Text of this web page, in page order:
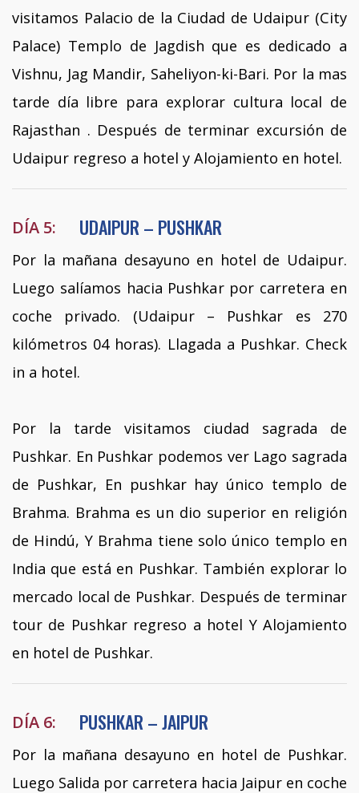
visitamos Palacio de la Ciudad de Udaipur (City
Palace) Templo de Jagdish que es dedicado a
Vishnu, Jag Mandir, Saheliyon-ki-Bari. Por la mas
tarde día libre para explorar cultura local de
Rajasthan . Después de terminar excursión de
Udaipur regreso a hotel y Alojamiento en hotel.
DÍA 5: UDAIPUR – PUSHKAR
Por la mañana desayuno en hotel de Udaipur.
Luego salíamos hacia Pushkar por carretera en
coche privado. (Udaipur – Pushkar es 270
kilómetros 04 horas). Llagada a Pushkar. Check
in a hotel.
Por la tarde visitamos ciudad sagrada de
Pushkar. En Pushkar podemos ver Lago sagrada
de Pushkar, En pushkar hay único templo de
Brahma. Brahma es un dio superior en religión
de Hindú, Y Brahma tiene solo único templo en
India que está en Pushkar. También explorar lo
mercado local de Pushkar. Después de terminar
tour de Pushkar regreso a hotel Y Alojamiento
en hotel de Pushkar.
DÍA 6: PUSHKAR – JAIPUR
Por la mañana desayuno en hotel de Pushkar.
Luego Salida por carretera hacia Jaipur en coche